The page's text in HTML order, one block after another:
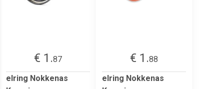
€ 1.87
elring Nokkenas
€ 1.88
elring Nokkenas